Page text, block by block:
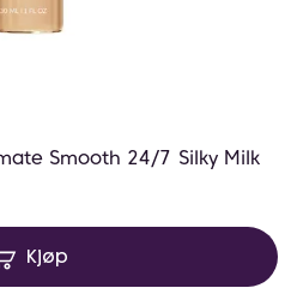
Smooth 24/7 Silky Milk
Kjøp